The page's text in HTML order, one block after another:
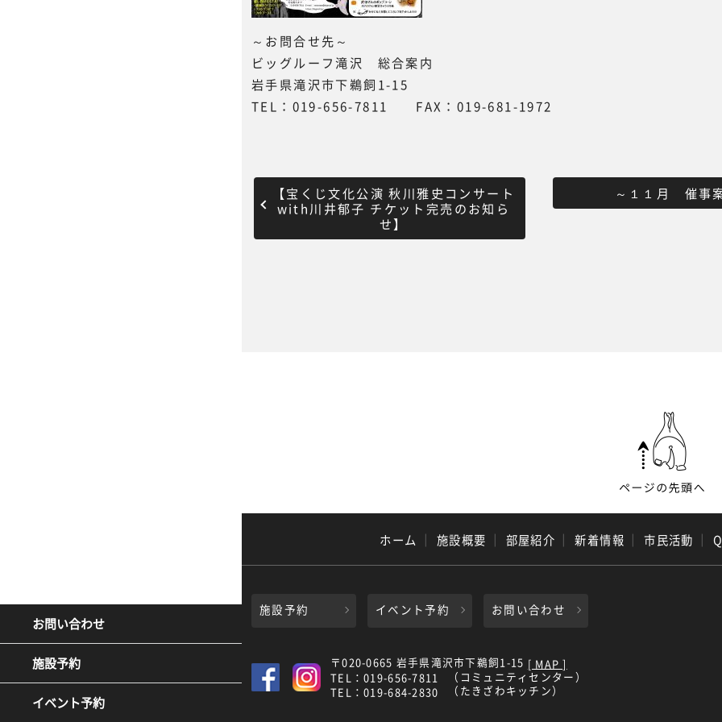
お問い合わせ
施設予約
イベント予約
～お問合せ先～
ビッグルーフ滝沢 総合案内
岩手県滝沢市下鵜飼1-15
TEL：019-656-7811 FAX：019-681-1972
【宝くじ文化公演 秋川雅史コンサート
with川井郁子 チケット完売のお知ら
せ】
～１１月 催事
ホーム ｜ 施設概要 ｜ 部屋紹介 ｜ 新着情報 ｜ 市民活動 ｜
施設予約 イベント予約 お問い合わせ
〒020-0665 岩手県滝沢市下鵜飼1-15 [ MAP ]
TEL：019-656-7811
（コミュニティセンター）
TEL：019-684-2830
（たきざわキッチン）